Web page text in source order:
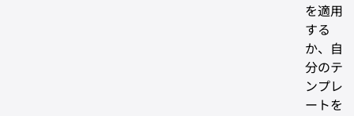
を適用
する
か、自
分のテ
ンプレ
ートを